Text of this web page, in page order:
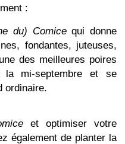
:
du) Comicequi donne
fondantes, juteuses,
des meilleures poires
mi-septembre et se
ordinaire.
et optimiser votre
également de planter la